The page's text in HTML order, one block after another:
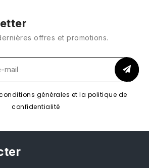
offres et promotions.
générales et la politique de
confidentialité